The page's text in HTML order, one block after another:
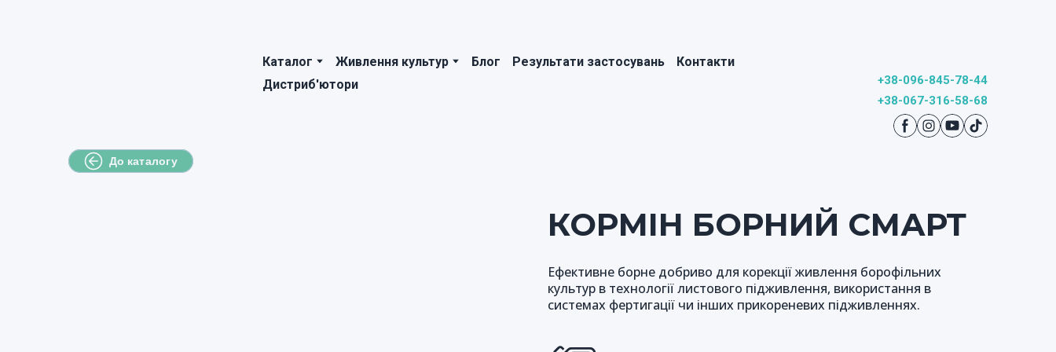
Каталог Живлення культур Блог Результати застосувань
Контакти
Дистриб'ютори
+38-096-845-78-44
+38-067-316-58-68
До каталогу
КОРМІН БОРНИЙ СМАРТ
Ефективне борне добриво для корекції живлення борофільних
культур в технології листового підживлення, використання в
системах фертигації чи інших прикореневих підживленнях.